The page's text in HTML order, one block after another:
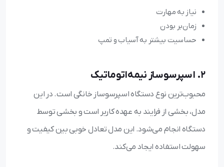
نیاز به مهارت
زمان‌بر بودن
حساسیت بیشتر به آسیاب و تمپ
2. اسپرسوساز نیمه‌اتوماتیک
محبوب‌ترین نوع دستگاه اسپرسوساز خانگی است. در این
مدل، بخشی از فرایند به عهده کاربر است و بخشی توسط
دستگاه انجام می‌شود. این مدل تعادل خوبی بین کیفیت و
سهولت استفاده ایجاد می‌کند.